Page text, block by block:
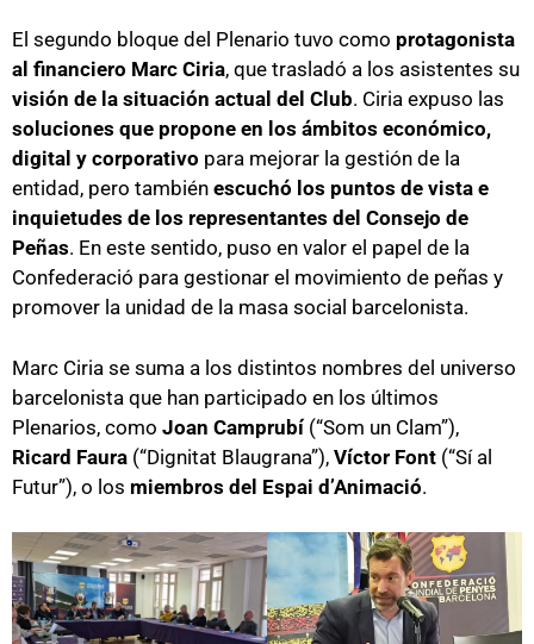
El segundo bloque del Plenario tuvo como protagonista
al financiero Marc Ciria, que trasladó a los asistentes su
visión de la situación actual del Club. Ciria expuso las
soluciones que propone en los ámbitos económico,
digital y corporativo para mejorar la gestión de la
entidad, pero también escuchó los puntos de vista e
inquietudes de los representantes del Consejo de
Peñas. En este sentido, puso en valor el papel de la
Confederació para gestionar el movimiento de peñas y
promover la unidad de la masa social barcelonista.
Marc Ciria se suma a los distintos nombres del universo
barcelonista que han participado en los últimos
Plenarios, como Joan Camprubí (“Som un Clam”),
Ricard Faura (“Dignitat Blaugrana”), Víctor Font (“Sí al
Futur”), o los miembros del Espai d’Animació.